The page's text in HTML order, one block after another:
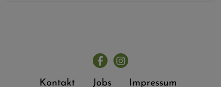
Kontakt Jobs Impressum